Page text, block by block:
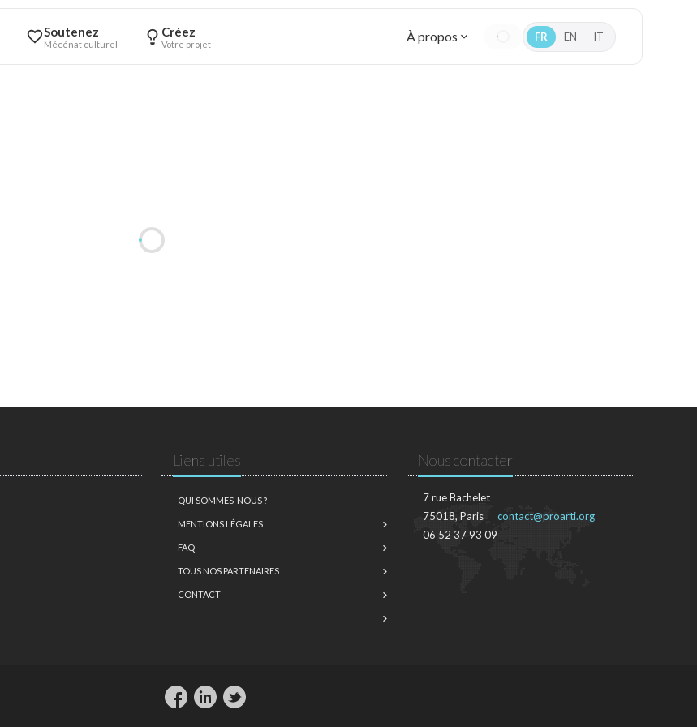
Soutenez
Mécénat culturel
Créez
Votre projet À propos FR EN IT
Liens utiles
QUI SOMMES-NOUS ?
MENTIONS LÉGALES
FAQ
TOUS NOS PARTENAIRES
CONTACT
Nous contacter
7 rue Bachelet
75018, Paris
06 52 37 93 09
contact@proarti.org